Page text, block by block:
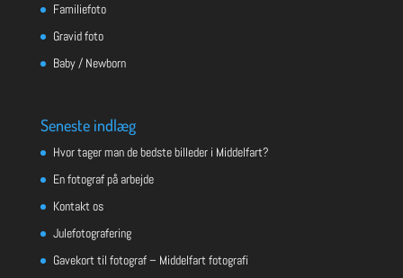
Familiefoto
Gravid foto
Baby / Newborn
Seneste indlæg
Hvor tager man de bedste billeder i Middelfart?
En fotograf på arbejde
Kontakt os
Julefotografering
Gavekort til fotograf – Middelfart fotografi